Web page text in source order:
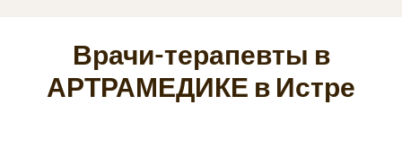
Врачи-терапевты в
АРТРАМЕДИКЕ в Истре